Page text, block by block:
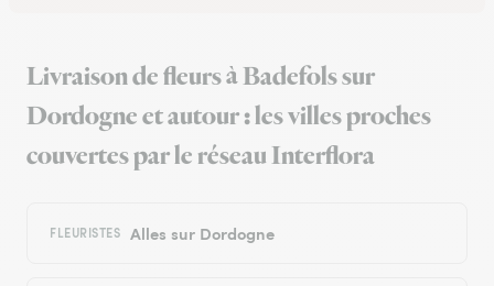
Livraison de fleurs à Badefols sur
Dordogne et autour : les villes proches
couvertes par le réseau Interflora
FLEURISTES Alles sur Dordogne